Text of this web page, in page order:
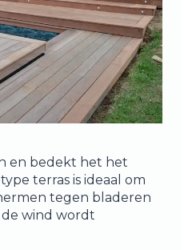
en bedekt het het
terras is ideaal om
tegen bladeren
wind wordt